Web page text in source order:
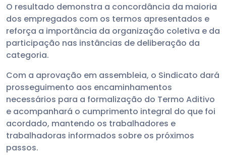
O resultado demonstra a concordância da maioria
dos empregados com os termos apresentados e
reforça a importância da organização coletiva e da
participação nas instâncias de deliberação da
categoria.
Com a aprovação em assembleia, o Sindicato dará
prosseguimento aos encaminhamentos
necessários para a formalização do Termo Aditivo
e acompanhará o cumprimento integral do que foi
acordado, mantendo os trabalhadores e
trabalhadoras informados sobre os próximos
passos.